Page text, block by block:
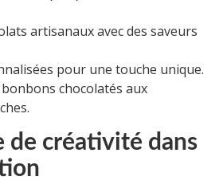
artisanaux avec des saveurs
pour une touche unique.
chocolatés aux
de créativité dans